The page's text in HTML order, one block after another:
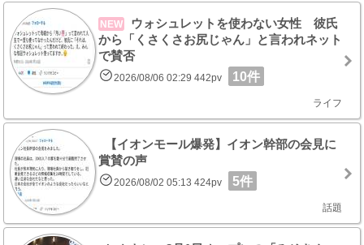
NEW
ウォシュレットを使わない女性 彼氏
から「くさくさお尻じゃん」と言われネット
で賛否
2026/08/06 02:29 442pv 10件
ライフ
【イオンモール爆発】イオン幹部の会見に
賞賛の声
2026/08/02 05:13 424pv 5件
話題